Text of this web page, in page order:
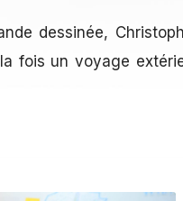
dessinée,
fois un voyage